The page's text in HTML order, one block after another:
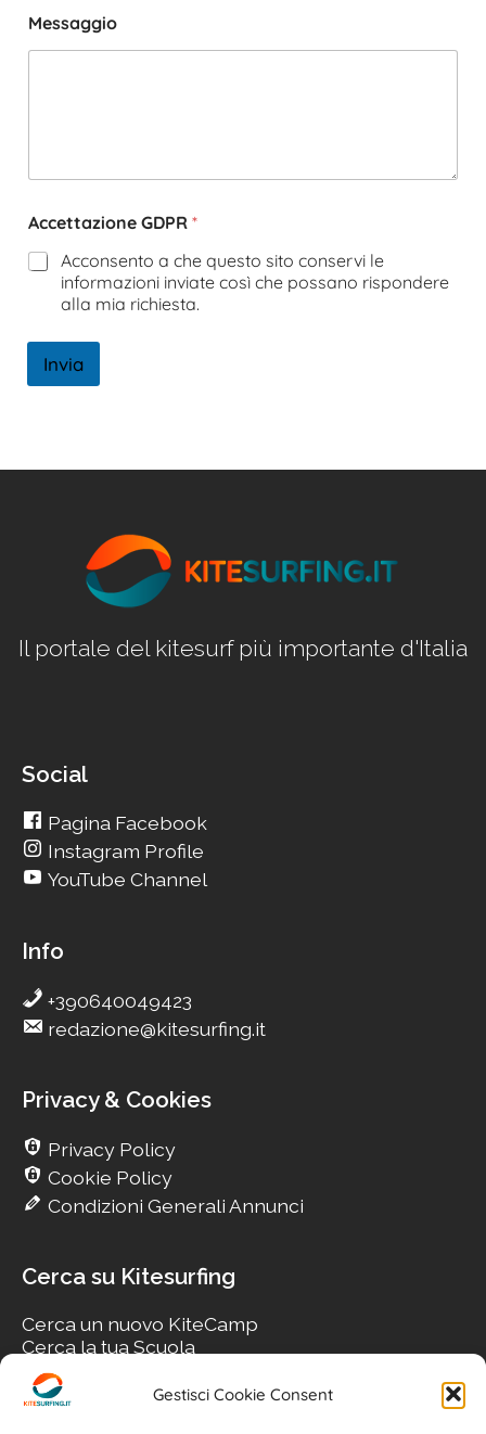
Gestisci Cookie Consent
Messaggio
Accettazione GDPR *
Acconsento a che questo sito conservi le
informazioni inviate così che possano rispondere
alla mia richiesta.
Invia
Il portale del kitesurf più importante d'Italia
Social
Pagina Facebook
Instagram Profile
YouTube Channel
Info
+390640049423
redazione@kitesurfing.it
Privacy & Cookies
Privacy Policy
Cookie Policy
Condizioni Generali Annunci
Cerca su Kitesurfing
Cerca un nuovo KiteCamp
Cerca la tua Scuola
Cerca il tuo KiteSpot
Cerca Accommodation